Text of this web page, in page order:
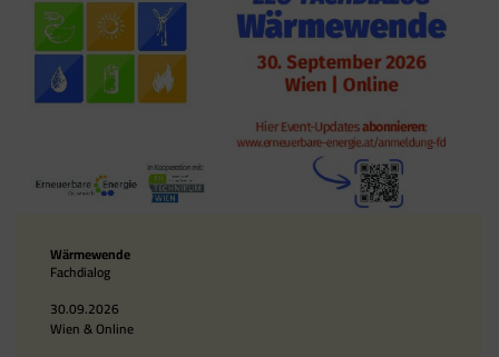
Wärmewende
Fachdialog
30.09.2026
Wien & Online